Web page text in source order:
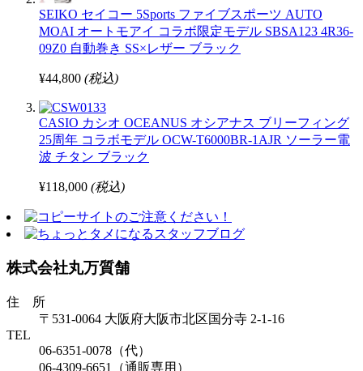
SEIKO セイコー 5Sports ファイブスポーツ AUTO
MOAI オートモアイ コラボ限定モデル SBSA123 4R36-
09Z0 自動巻き SS×レザー ブラック
¥44,800 (税込)
CASIO カシオ OCEANUS オシアナス ブリーフィング
25周年 コラボモデル OCW-T6000BR-1AJR ソーラー電
波 チタン ブラック
¥118,000 (税込)
株式会社丸万質舗
住 所
〒531-0064 大阪府大阪市北区国分寺 2-1-16
TEL
06-6351-0078（代）
06-4309-6651（通販専用）